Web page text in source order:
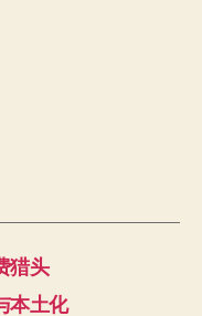
猎头
本土化